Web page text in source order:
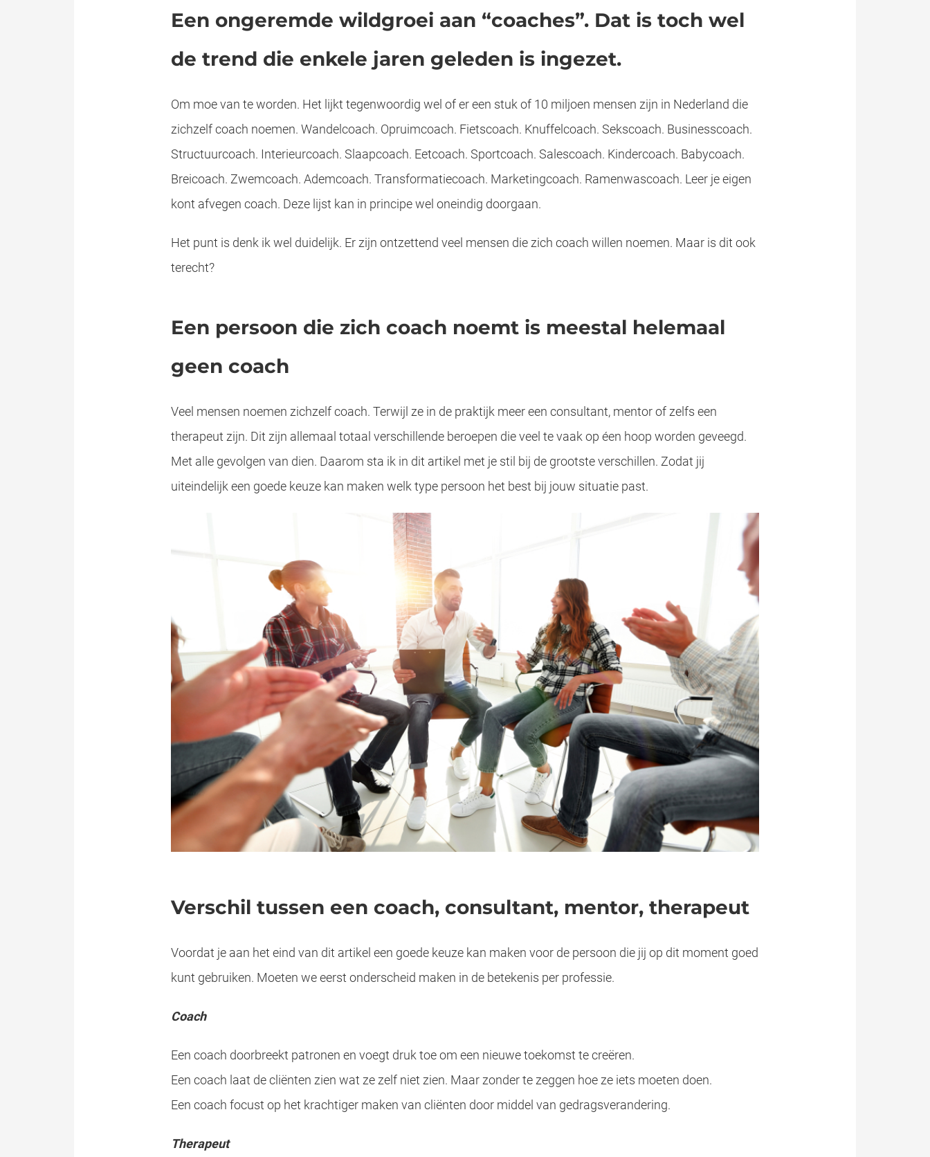
Een ongeremde wildgroei aan “coaches”. Dat is toch wel
de trend die enkele jaren geleden is ingezet.
Om moe van te worden. Het lijkt tegenwoordig wel of er een stuk of 10 miljoen mensen zijn in Nederland die
zichzelf coach noemen. Wandelcoach. Opruimcoach. Fietscoach. Knuffelcoach. Sekscoach. Businesscoach.
Structuurcoach. Interieurcoach. Slaapcoach. Eetcoach. Sportcoach. Salescoach. Kindercoach. Babycoach.
Breicoach. Zwemcoach. Ademcoach. Transformatiecoach. Marketingcoach. Ramenwascoach. Leer je eigen
kont afvegen coach. Deze lijst kan in principe wel oneindig doorgaan.
Het punt is denk ik wel duidelijk. Er zijn ontzettend veel mensen die zich coach willen noemen. Maar is dit ook
terecht?
Een persoon die zich coach noemt is meestal helemaal
geen coach
Veel mensen noemen zichzelf coach. Terwijl ze in de praktijk meer een consultant, mentor of zelfs een
therapeut zijn. Dit zijn allemaal totaal verschillende beroepen die veel te vaak op éen hoop worden geveegd.
Met alle gevolgen van dien. Daarom sta ik in dit artikel met je stil bij de grootste verschillen. Zodat jij
uiteindelijk een goede keuze kan maken welk type persoon het best bij jouw situatie past.
Verschil tussen een coach, consultant, mentor, therapeut
Voordat je aan het eind van dit artikel een goede keuze kan maken voor de persoon die jij op dit moment goed
kunt gebruiken. Moeten we eerst onderscheid maken in de betekenis per professie.
Coach
Een coach doorbreekt patronen en voegt druk toe om een nieuwe toekomst te creëren.
Een coach laat de cliënten zien wat ze zelf niet zien. Maar zonder te zeggen hoe ze iets moeten doen.
Een coach focust op het krachtiger maken van cliënten door middel van gedragsverandering.
Therapeut